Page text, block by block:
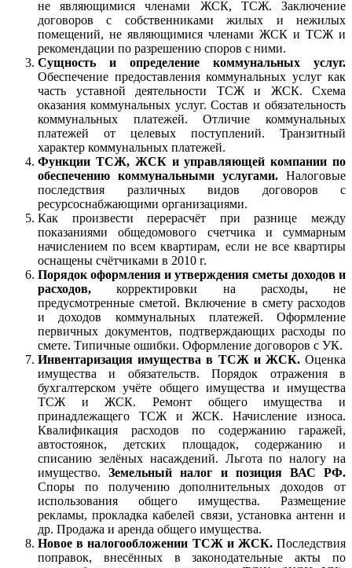
не являющимися членами ЖСК, ТСЖ. Заключение
договоров с собственниками жилых и нежилых
помещений, не являющимися членами ЖСК и ТСЖ и
рекомендации по разрешению споров с ними.
Сущность и определение коммунальных услуг.
Обеспечение предоставления коммунальных услуг как
часть уставной деятельности ТСЖ и ЖСК. Схема
оказания коммунальных услуг. Состав и обязательность
коммунальных платежей. Отличие коммунальных
платежей от целевых поступлений. Транзитный
характер коммунальных платежей.
Функции ТСЖ, ЖСК и управляющей компании по
обеспечению коммунальными услугами. Налоговые
последствия различных видов договоров с
ресурсоснабжающими организациями.
Как произвести перерасчёт при разнице между
показаниями общедомового счетчика и суммарным
начислением по всем квартирам, если не все квартиры
оснащены счётчиками в 2010 г.
Порядок оформления и утверждения сметы доходов и
расходов, корректировки на расходы, не
предусмотренные сметой. Включение в смету расходов
и доходов коммунальных платежей. Оформление
первичных документов, подтверждающих расходы по
смете. Типичные ошибки. Оформление договоров с УК.
Инвентаризация имущества в ТСЖ и ЖСК.Оценка
имущества и обязательств. Порядок отражения в
бухгалтерском учёте общего имущества и имущества
ТСЖ и ЖСК. Ремонт общего имущества и
принадлежащего ТСЖ и ЖСК. Начисление износа.
Квалификация расходов по содержанию гаражей,
автостоянок, детских площадок, содержанию и
списанию зелёных насаждений. Льгота по налогу на
имущество.Земельный налог и позиция ВАС РФ.
Споры по получению дополнительных доходов от
использования общего имущества. Размещение
рекламы, прокладка кабелей связи, установка антенн и
др. Продажа и аренда общего имущества.
Новое в налогообложении ТСЖ и ЖСК.Последствия
поправок, внесённых в законодательные акты по